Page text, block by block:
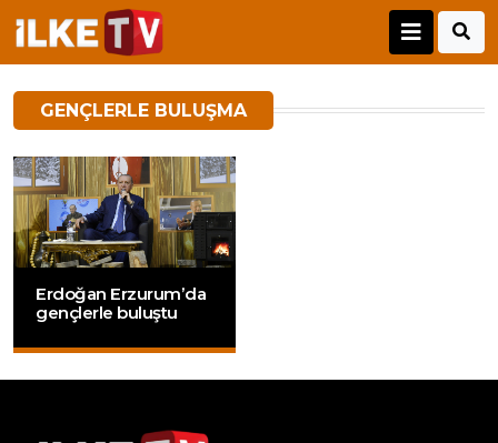
GENÇLERLE BULUŞMA
Erdoğan Erzurum’da
gençlerle buluştu